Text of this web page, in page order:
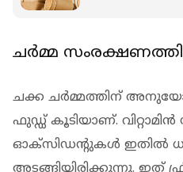
ചര്‍മ്മ
ചക്ക ചര്‍മ്മത്തിന്
ഫുഡ്ഡ് കൂടിയാണ്.
ഓക്‌സിഡന്റുകള്‍ ഇതില്‍